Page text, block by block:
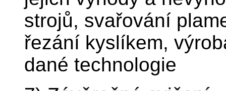
strojů, svařování
řezání kyslíkem,
dané technologie